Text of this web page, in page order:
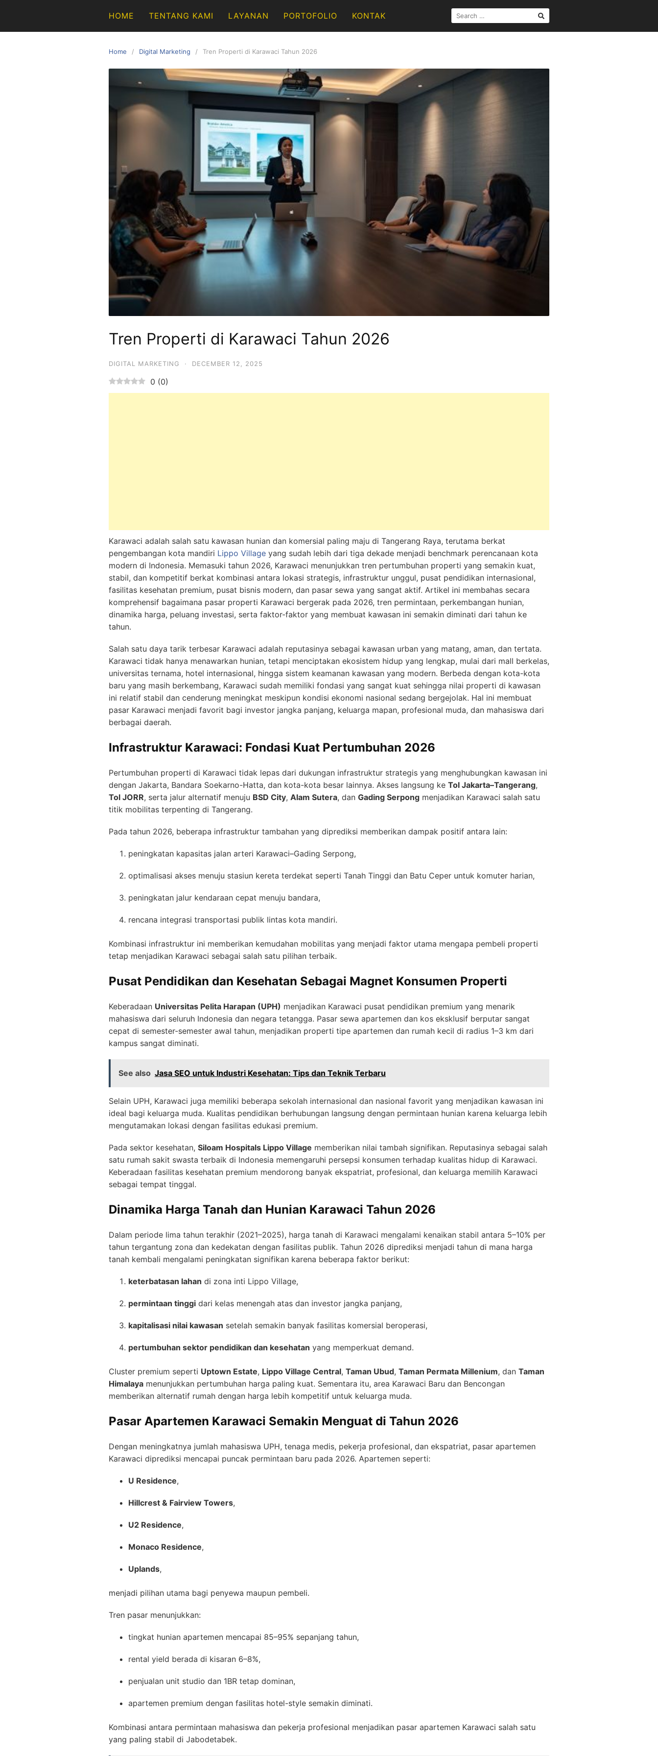
content
HOME TENTANG KAMI LAYANAN PORTOFOLIO KONTAK
SEARCH
FOR:
Home Digital Marketing Tren Properti di Karawaci Tahun 2026
Tren Properti di Karawaci Tahun 2026
DIGITAL MARKETING · DECEMBER 12, 2025
0 (0)
Karawaci adalah salah satu kawasan hunian dan komersial paling maju di Tangerang Raya, terutama berkat
pengembangan kota mandiri Lippo Village yang sudah lebih dari tiga dekade menjadi benchmark perencanaan kota
modern di Indonesia. Memasuki tahun 2026, Karawaci menunjukkan tren pertumbuhan properti yang semakin kuat,
stabil, dan kompetitif berkat kombinasi antara lokasi strategis, infrastruktur unggul, pusat pendidikan internasional,
fasilitas kesehatan premium, pusat bisnis modern, dan pasar sewa yang sangat aktif. Artikel ini membahas secara
komprehensif bagaimana pasar properti Karawaci bergerak pada 2026, tren permintaan, perkembangan hunian,
dinamika harga, peluang investasi, serta faktor-faktor yang membuat kawasan ini semakin diminati dari tahun ke
tahun.
Salah satu daya tarik terbesar Karawaci adalah reputasinya sebagai kawasan urban yang matang, aman, dan tertata.
Karawaci tidak hanya menawarkan hunian, tetapi menciptakan ekosistem hidup yang lengkap, mulai dari mall berkelas,
universitas ternama, hotel internasional, hingga sistem keamanan kawasan yang modern. Berbeda dengan kota-kota
baru yang masih berkembang, Karawaci sudah memiliki fondasi yang sangat kuat sehingga nilai properti di kawasan
ini relatif stabil dan cenderung meningkat meskipun kondisi ekonomi nasional sedang bergejolak. Hal ini membuat
pasar Karawaci menjadi favorit bagi investor jangka panjang, keluarga mapan, profesional muda, dan mahasiswa dari
berbagai daerah.
Infrastruktur Karawaci: Fondasi Kuat Pertumbuhan 2026
Pertumbuhan properti di Karawaci tidak lepas dari dukungan infrastruktur strategis yang menghubungkan kawasan ini
dengan Jakarta, Bandara Soekarno-Hatta, dan kota-kota besar lainnya. Akses langsung ke Tol Jakarta–Tangerang,
Tol JORR, serta jalur alternatif menuju BSD City, Alam Sutera, dan Gading Serpong menjadikan Karawaci salah satu
titik mobilitas terpenting di Tangerang.
Pada tahun 2026, beberapa infrastruktur tambahan yang diprediksi memberikan dampak positif antara lain:
peningkatan kapasitas jalan arteri Karawaci–Gading Serpong,
optimalisasi akses menuju stasiun kereta terdekat seperti Tanah Tinggi dan Batu Ceper untuk komuter harian,
peningkatan jalur kendaraan cepat menuju bandara,
rencana integrasi transportasi publik lintas kota mandiri.
Kombinasi infrastruktur ini memberikan kemudahan mobilitas yang menjadi faktor utama mengapa pembeli properti
tetap menjadikan Karawaci sebagai salah satu pilihan terbaik.
Pusat Pendidikan dan Kesehatan Sebagai Magnet Konsumen Properti
Keberadaan Universitas Pelita Harapan (UPH) menjadikan Karawaci pusat pendidikan premium yang menarik
mahasiswa dari seluruh Indonesia dan negara tetangga. Pasar sewa apartemen dan kos eksklusif berputar sangat
cepat di semester-semester awal tahun, menjadikan properti tipe apartemen dan rumah kecil di radius 1–3 km dari
kampus sangat diminati.
See also Jasa SEO untuk Industri Kesehatan: Tips dan Teknik Terbaru
Selain UPH, Karawaci juga memiliki beberapa sekolah internasional dan nasional favorit yang menjadikan kawasan ini
ideal bagi keluarga muda. Kualitas pendidikan berhubungan langsung dengan permintaan hunian karena keluarga lebih
mengutamakan lokasi dengan fasilitas edukasi premium.
Pada sektor kesehatan, Siloam Hospitals Lippo Village memberikan nilai tambah signifikan. Reputasinya sebagai salah
satu rumah sakit swasta terbaik di Indonesia memengaruhi persepsi konsumen terhadap kualitas hidup di Karawaci.
Keberadaan fasilitas kesehatan premium mendorong banyak ekspatriat, profesional, dan keluarga memilih Karawaci
sebagai tempat tinggal.
Dinamika Harga Tanah dan Hunian Karawaci Tahun 2026
Dalam periode lima tahun terakhir (2021–2025), harga tanah di Karawaci mengalami kenaikan stabil antara 5–10% per
tahun tergantung zona dan kedekatan dengan fasilitas publik. Tahun 2026 diprediksi menjadi tahun di mana harga
tanah kembali mengalami peningkatan signifikan karena beberapa faktor berikut:
keterbatasan lahan di zona inti Lippo Village,
permintaan tinggi dari kelas menengah atas dan investor jangka panjang,
kapitalisasi nilai kawasan setelah semakin banyak fasilitas komersial beroperasi,
pertumbuhan sektor pendidikan dan kesehatan yang memperkuat demand.
Cluster premium seperti Uptown Estate, Lippo Village Central, Taman Ubud, Taman Permata Millenium, dan Taman
Himalaya menunjukkan pertumbuhan harga paling kuat. Sementara itu, area Karawaci Baru dan Bencongan
memberikan alternatif rumah dengan harga lebih kompetitif untuk keluarga muda.
Pasar Apartemen Karawaci Semakin Menguat di Tahun 2026
Dengan meningkatnya jumlah mahasiswa UPH, tenaga medis, pekerja profesional, dan ekspatriat, pasar apartemen
Karawaci diprediksi mencapai puncak permintaan baru pada 2026. Apartemen seperti:
U Residence,
Hillcrest & Fairview Towers,
U2 Residence,
Monaco Residence,
Uplands,
menjadi pilihan utama bagi penyewa maupun pembeli.
Tren pasar menunjukkan:
tingkat hunian apartemen mencapai 85–95% sepanjang tahun,
rental yield berada di kisaran 6–8%,
penjualan unit studio dan 1BR tetap dominan,
apartemen premium dengan fasilitas hotel-style semakin diminati.
Kombinasi antara permintaan mahasiswa dan pekerja profesional menjadikan pasar apartemen Karawaci salah satu
yang paling stabil di Jabodetabek.